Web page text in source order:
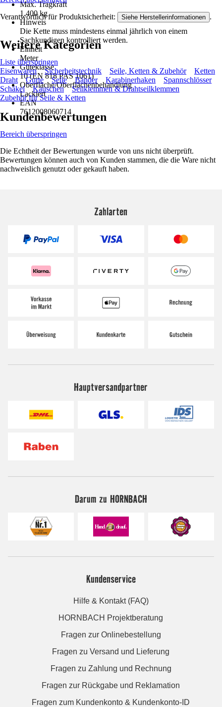
Max. Tragkraft
1.400 kg
Hinweis
Die Kette muss mindestens einmal jährlich von einem
Sachkundigen kontrolliert werden.
Einheit
Meter
Güteklasse
10 (EN 818 PAS 1061)
Oberfläche/Oberflächenbehandlung
Lackiert
EAN
7612008060714
Verantwortlich für Produktsicherheit: Siehe Herstellerinformationen .
Weitere Kategorien
Liste überspringen
Eisenwaren
Sicherheitstechnik Seile, Ketten & Zubehör
Ketten
Draht
Gurte Seile Bänder Karabinerhaken
Spannschlösser
Schäkel
Kauschen
Seilklemmen & Drahtseilklemmen
Zubehör für Seile & Ketten
Kundenbewertungen
Bereich überspringen
Die Echtheit der Bewertungen wurde von uns nicht überprüft.
Bewertungen können auch von Kunden stammen, die die Ware nicht
nachweislich genutzt oder gekauft haben.
Zahlarten
Hauptversandpartner
Darum zu HORNBACH
Kundenservice
Hilfe & Kontakt (FAQ)
HORNBACH Projektberatung
Fragen zur Onlinebestellung
Fragen zu Versand und Lieferung
Fragen zu Zahlung und Rechnung
Fragen zur Rückgabe und Reklamation
Fragen zum Kundenkonto & Kundenkonto-ID